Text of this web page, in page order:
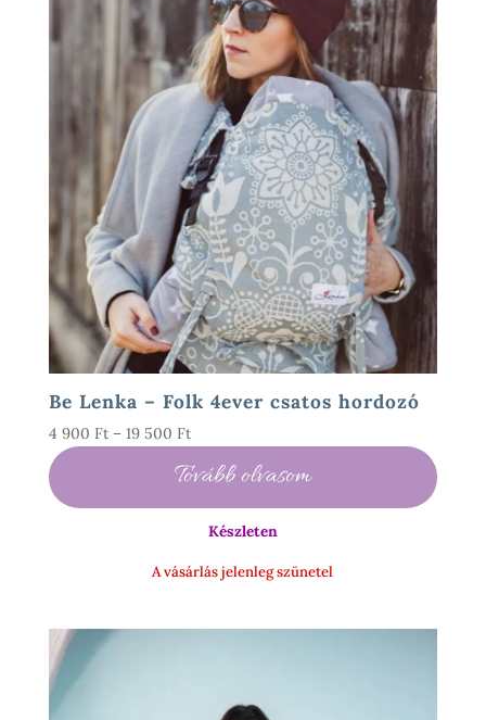
Be Lenka – Folk 4ever csatos hordozó
4 900 Ft – 19 500 FtÁrtartomány:
900 Ft
-
Tovább olvasom
Készleten
A vásárlás jelenleg szünetel